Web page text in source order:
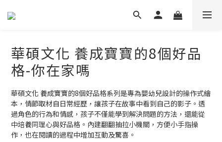
華碩文化 養成寶寶的8個好品
格-你在家嗎
華碩文化 養成寶寶的8個好品格系列是專為嬰幼兒設計的操作式繪
本，情節取材自日常經歷，讓孩子在故事中看到自己的影子。透
過角色的行為和情感，孩子不僅能學到解決問題的方法，還能從
中培養同理心與好品格。內建翻翻抽拉小機關，方便小手指操
作，也在閱讀的過程中增加互動及驚喜。